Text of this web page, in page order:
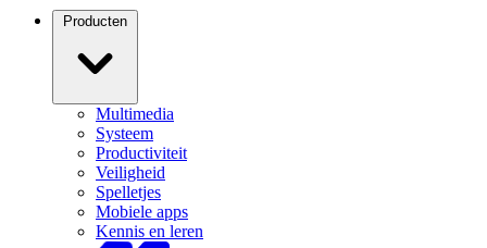
Producten
Multimedia
Systeem
Productiviteit
Veiligheid
Spelletjes
Mobiele apps
Kennis en leren